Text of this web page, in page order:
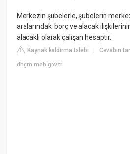
Merkezin şubelerle, şubelerin
aralarındaki borç ve alacak
alacaklı olarak çalışan hesaptır.
Kaynak kaldırma talebi |Cevabın
dhgm.meb.gov.tr